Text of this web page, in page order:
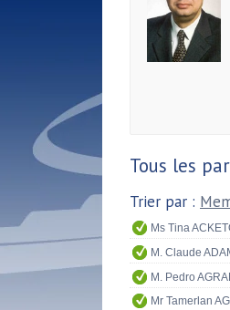
Tous les
Trier par :
Ms Tina
M. Claude
M. Pedro
Mr Tamerlan